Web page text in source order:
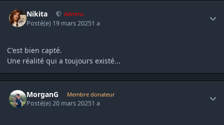
Nikita Admins
Posté(e) 19 mars 20251 a
C'est bien capté.
Une réalité qui a toujours existé...
MorganG Membre donateur
Posté(e)20 mars 20251 a